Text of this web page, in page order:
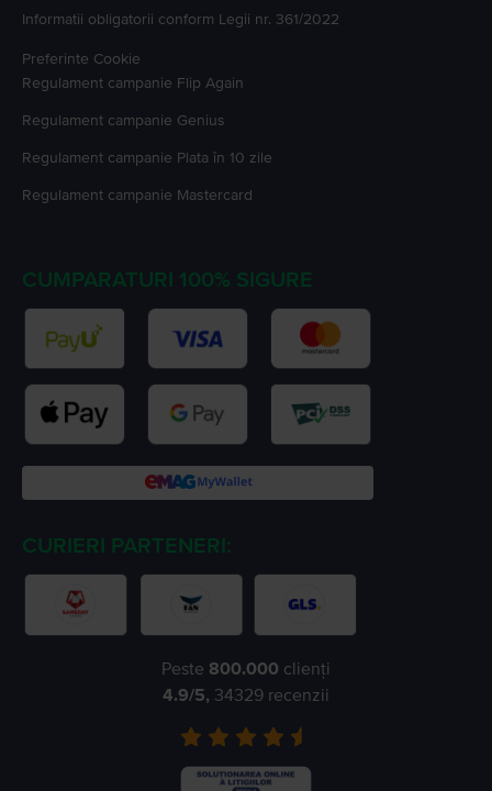
Informatii obligatorii conform Legii nr. 361/2022
Preferinte Cookie
Regulament campanie Flip Again
Regulament campanie Genius
Regulament campanie Plata în 10 zile
Regulament campanie Mastercard
CUMPARATURI 100% SIGURE
CURIERI PARTENERI:
Peste 800.000 clienți
4.9/5, 34329 recenzii